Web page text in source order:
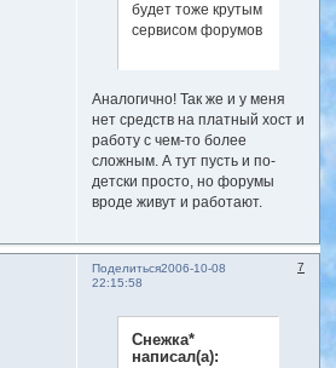
будет тоже крутым
сервисом форумов
Аналогично! Так же и у меня
нет средств на платный хост и
работу с чем-то более
сложным. А тут пусть и по-
детски просто, но форумы
вроде живут и работают.
Поделиться 7
2006-10-08
22:15:58
Снежка*
написал(а):